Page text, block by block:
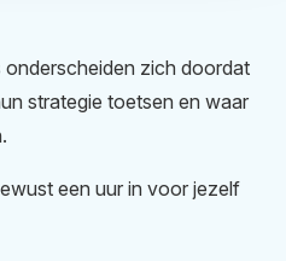
zich doordat
strategie toetsen en waar
een uur in voor jezelf